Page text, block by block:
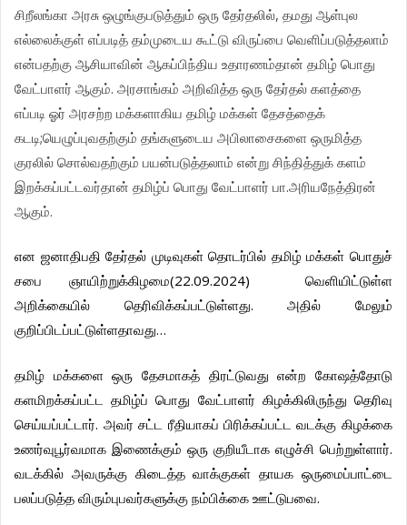
சிறீலங்கா அரசு ஒழுங்குபடுத்தும் ஒரு தேர்தலில்,தமது ஆள்புல
எல்லைக்குள் எப்படித் தம்முடைய கூட்டு விருப்பை வெளிப்படுத்தலாம்
என்பதற்கு ஆசியாவின் ஆகப்பிந்திய உதாரணம்தான் தமிழ் பொது
வேட்பாளர் ஆகும்.அரசாங்கம் அறிவித்த ஒரு தேர்தல் களத்தை
எப்படி ஓர் அரசற்ற மக்களாகிய தமிழ் மக்கள் தேசத்தைக்
கடடி;யெழுப்புவதற்கும் தங்களுடைய அபிலாசைகளை ஒருமித்த
குரலில் சொல்வதற்கும் பயன்படுத்தலாம் என்று சிந்தித்துக் களம்
இறக்கப்பட்டவர்தான் தமிழ்ப் பொது வேட்பாளர் பா.அரியநேத்திரன்
ஆகும்.
என ஜனாதிபதி தேர்தல் முடிவுகள் தொடர்பில் தமிழ் மக்கள் பொதுச்
சபை
ஞாயிற்றுக்கிழமை(22.09.2024)
வெளியிட்டுள்ள
அறிக்கையில்
தெரிவிக்கப்பட்டுள்ளது.அதில்
மேலும்
குறிப்பிடப்பட்டுள்ளதாவது…
தமிழ் மக்களை ஒரு தேசமாகத் திரட்டுவது என்ற
கோஷத்தோடு
களமிறக்கப்பட்ட
தமிழ்ப் பொது வேட்பாளர் கிழக்கிலிருந்து தெரிவு
செய்யப்பட்டார். அவர் சட்ட ரீதியாகப் பிரிக்கப்பட்ட வடக்கு கிழக்கை
உணர்வுபூர்வமாக இணைக்கும் ஒரு குறியீடாக எழுச்சி பெற்றுள்ளார்.
வடக்கில் அவருக்கு கிடைத்த வாக்குகள் தாயக ஒருமைப்பாட்டை
பலப்படுத்த விரும்புபவர்களுக்கு நம்பிக்கை ஊட்டுபவை.